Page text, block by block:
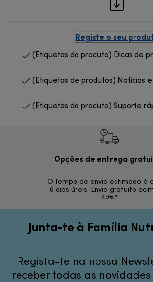
Registe o seu
(Etiquetas do produto) Dicas de
(Etiquetas de produtos) Notícias
(Etiquetas do produto) Suporte
Opções de entrega
O tempo de envio estimado é
6 dias úteis. Envio gratuito
49€*
Junta-te à Família
Regista-te na nossa
receber todas as